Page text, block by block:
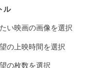
ル
い映画の画像を選択
の上映時間を選択
の枚数を選択